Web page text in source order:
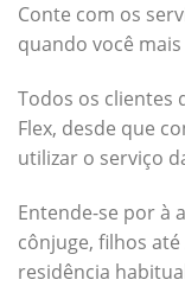
Conte com os
quando você
Todos os clientes
Flex, desde que
utilizar o serviço
Entende-se por à
cônjuge, filhos
residência